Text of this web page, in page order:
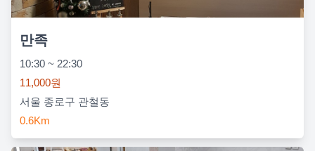
만족
10:30 ~ 22:30
11,000원
서울 종로구 관철동
0.6Km